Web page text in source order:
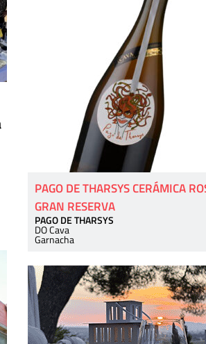
PAGO DE THARSYS CERÁMICA
GRAN RESERVA
PAGO DE THARSYS
DO Cava
Garnacha